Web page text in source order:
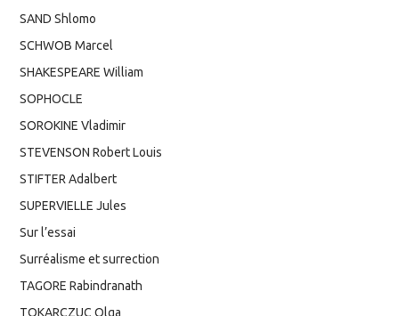
SAND Shlomo
SCHWOB Marcel
SHAKESPEARE William
SOPHOCLE
SOROKINE Vladimir
STEVENSON Robert Louis
STIFTER Adalbert
SUPERVIELLE Jules
Sur l’essai
Surréalisme et surrection
TAGORE Rabindranath
TOKARCZUC Olga